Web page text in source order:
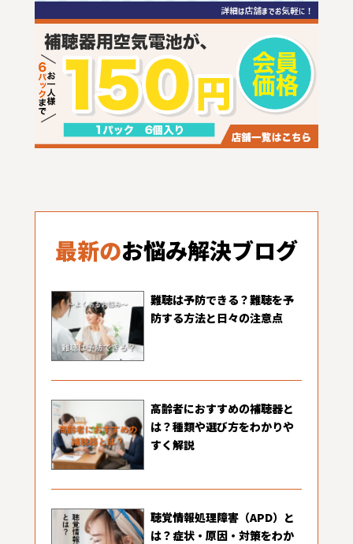
最新のお悩み解決ブログ
難聴は予防できる？難聴を予
防する方法と日々の注意点
高齢者におすすめの補聴器と
は？種類や選び方をわかりや
すく解説
聴覚情報処理障害（APD）と
は？症状・原因・対策をわか